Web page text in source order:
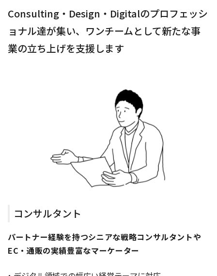
Consulting・Design・Digitalのプロフェッシ
ョナル達が集い、ワンチームとして新たな事
業の立ち上げを支援します
コンサルタント
パートナー経験を持つシニアな戦略コンサルタントや
EC・通販の実績豊富なマーケーター